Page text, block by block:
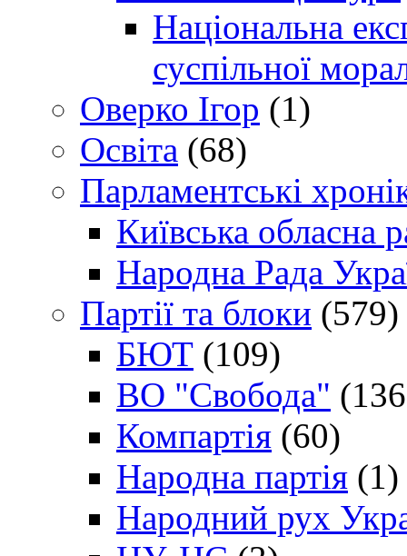
Національна
суспільної
Оверко Ігор (1)
Освіта (68)
Парламентські
Київська обласна
Народна Рада
Партії та блоки (579)
БЮТ (109)
ВО "Свобода"
Компартія (60)
Народна партія (1)
Народний рух